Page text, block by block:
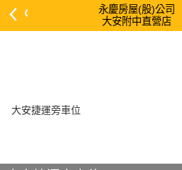
永慶房屋(股)公司
大安附中直營店